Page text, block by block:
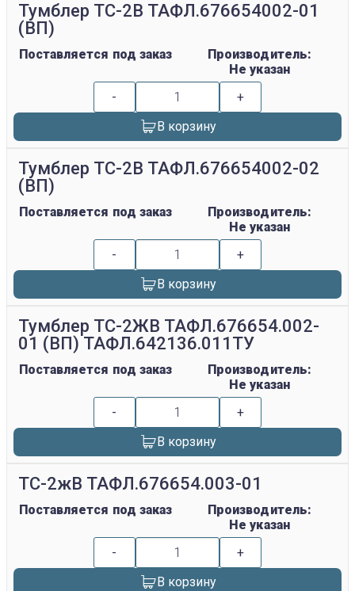
Тумблер ТС-2В ТАФЛ.676654002-01
(ВП)
Поставляется под заказ
Производитель:
Не указан
-
+
В корзину
Тумблер ТС-2В ТАФЛ.676654002-02
(ВП)
Поставляется под заказ
Производитель:
Не указан
-
+
В корзину
Тумблер ТС-2ЖВ ТАФЛ.676654.002-
01 (ВП) ТАФЛ.642136.011ТУ
Поставляется под заказ
Производитель:
Не указан
-
+
В корзину
ТС-2жВ ТАФЛ.676654.003-01
Поставляется под заказ
Производитель:
Не указан
-
+
В корзину